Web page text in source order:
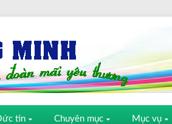
tin Chuyên mục Mục vụ